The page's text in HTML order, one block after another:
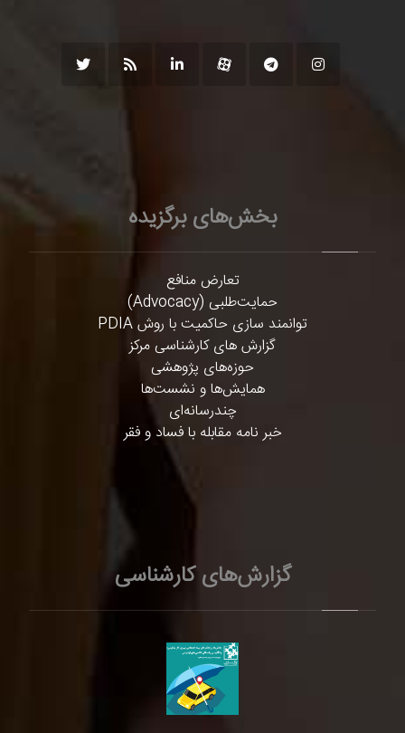
بخش‌های برگزیده
تعارض منافع
حمایت‌طلبی (Advocacy)
توانمند سازی حاکمیت با روش PDIA
گزارش های کارشناسی مرکز
حوزه‌های پژوهشی
همایش‌ها و نشست‌ها
چندرسانه‌ای
خبر نامه مقابله با فساد و فقر
گزارش‌های کارشناسی